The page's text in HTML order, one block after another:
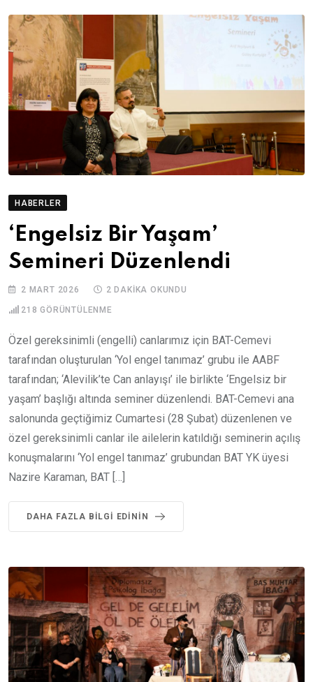
HABERLER
‘Engelsiz Bir Yaşam’
Semineri Düzenlendi
2 MART 2026 2 DAKIKA OKUNDU
218 GÖRÜNTÜLENME
Özel gereksinimli (engelli) canlarımız için BAT-Cemevi
tarafından oluşturulan ‘Yol engel tanımaz’ grubu ile AABF
tarafından; ‘Alevilik’te Can anlayışı’ ile birlikte ‘Engelsiz bir
yaşam’ başlığı altında seminer düzenlendi. BAT-Cemevi ana
salonunda geçtiğimiz Cumartesi (28 Şubat) düzenlenen ve
özel gereksinimli canlar ile ailelerin katıldığı seminerin açılış
konuşmalarını ‘Yol engel tanımaz’ grubundan BAT YK üyesi
Nazire Karaman, BAT […]
DAHA FAZLA BILGI EDININ